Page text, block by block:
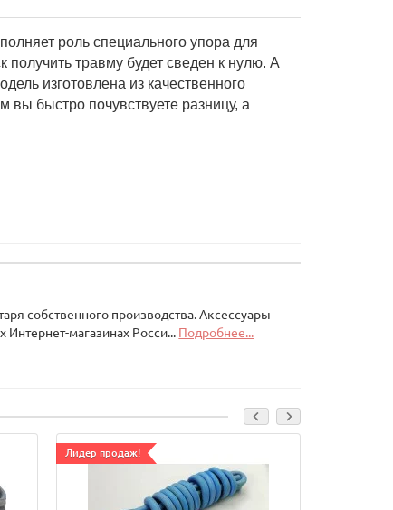
роль специального упора для
травму будет сведен к нулю. А
изготовлена из качественного
быстро почувствуете разницу, а
собственного производства. Аксессуары
магазинах Росси... Подробнее...
Лидер продаж!